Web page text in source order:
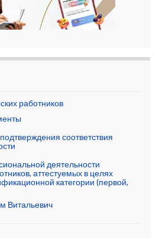
работников
соответствия
деятельности
аттестуемых в целях
категории (первой,
Витальевич